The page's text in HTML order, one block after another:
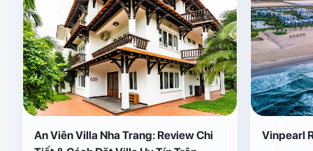
An Viên Villa Nha Trang: Review Chi
Vinpearl